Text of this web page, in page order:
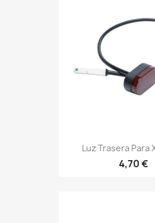
Luz Trasera Para
4,70 €